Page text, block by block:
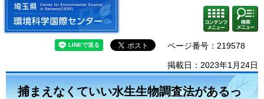
埼玉県 環境科学国際センター
コンテ
ンツメ
ニュー
検索・
共通メ
ニュー
ページ番号：219578
掲載日：2023年1月24日
捕まえなくていい水生生物調査法があるっ